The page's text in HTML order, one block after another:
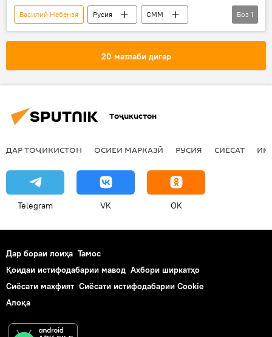
Василий Небензя Русия
СММ
Сиёсат
Боз 1
20 матлаби дигар
Тоҷикистон
ДАР ТОҶИКИСТОН ОСИЁИ МАРКАЗӢ РУСИЯ СИЁСАТ
Telegram VK OK
Дар бораи лоиҳа Тамос
Қоидаи истифодабарии мавод Ахбори ширкатҳо
Сиёсати махфият Сиёсати истифодабарии Cookie
Алоқа